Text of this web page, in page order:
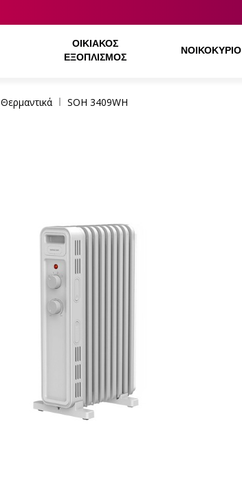
ΟΙΚΙΑΚΌΣ
ΕΞΟΠΛΙΣΜΌΣ
ΝΟΙΚΟΚΥΡΙΌ
Θερμαντικά SOH 3409WH